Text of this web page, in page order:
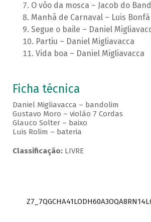
O vôo da mosca – Jacob do
Manhã de Carnaval – Luis
Segue o baile – Daniel
Partiu – Daniel Migliavacca
Vida boa – Daniel Migliavacca
Ficha técnica
Daniel Migliavacca – bandolim
Gustavo Moro – violão 7 Cordas
Glauco Solter – baixo
Luis Rolim – bateria
Classificação:LIVRE